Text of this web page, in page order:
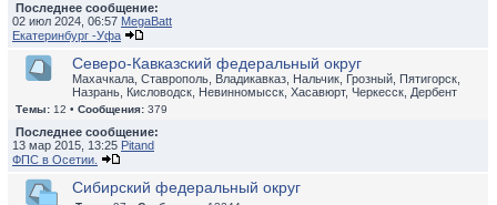
Последнее сообщение:
02 июл 2024, 06:57 MegaBatt
Екатеринбург -Уфа
Северо-Кавказский федеральный округ
Махачкала, Ставрополь, Владикавказ, Нальчик, Грозный, Пятигорск,
Назрань, Кисловодск, Невинномысск, Хасавюрт, Черкесск, Дербент
Темы: 12 • Сообщения: 379
Последнее сообщение:
13 мар 2015, 13:25 Pitand
ФПС в Осетии.
Сибирский федеральный округ